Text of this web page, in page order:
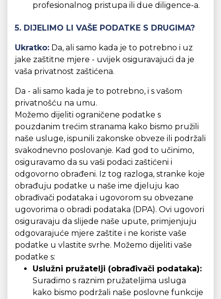
profesionalnog pristupa ili due diligence-a.
5. DIJELIMO LI VAŠE PODATKE S DRUGIMA?
Ukratko: Da, ali samo kada je to potrebno i uz
jake zaštitne mjere - uvijek osiguravajući da je
vaša privatnost zaštićena.
Da - ali samo kada je to potrebno, i s vašom
privatnošću na umu.
Možemo dijeliti ograničene podatke s
pouzdanim trećim stranama kako bismo pružili
naše usluge, ispunili zakonske obveze ili podržali
svakodnevno poslovanje. Kad god to učinimo,
osiguravamo da su vaši podaci zaštićeni i
odgovorno obrađeni. Iz tog razloga, stranke koje
obrađuju podatke u naše ime djeluju kao
obrađivači podataka i ugovorom su obvezane
ugovorima o obradi podataka (DPA). Ovi ugovori
osiguravaju da slijede naše upute, primjenjuju
odgovarajuće mjere zaštite i ne koriste vaše
podatke u vlastite svrhe. Možemo dijeliti vaše
podatke s:
Uslužni pružatelji (obrađivači podataka):
Suradimo s raznim pružateljima usluga
kako bismo podržali naše poslovne funkcije